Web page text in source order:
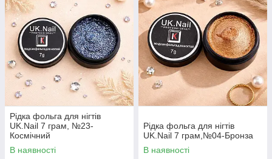
Рідка фольга для нігтів
UK.Nail 7 грам, №23-
Космічний
В наявності
Рідка фольга для нігтів
UK.Nail 7 грам,№04-Бронза
В наявності